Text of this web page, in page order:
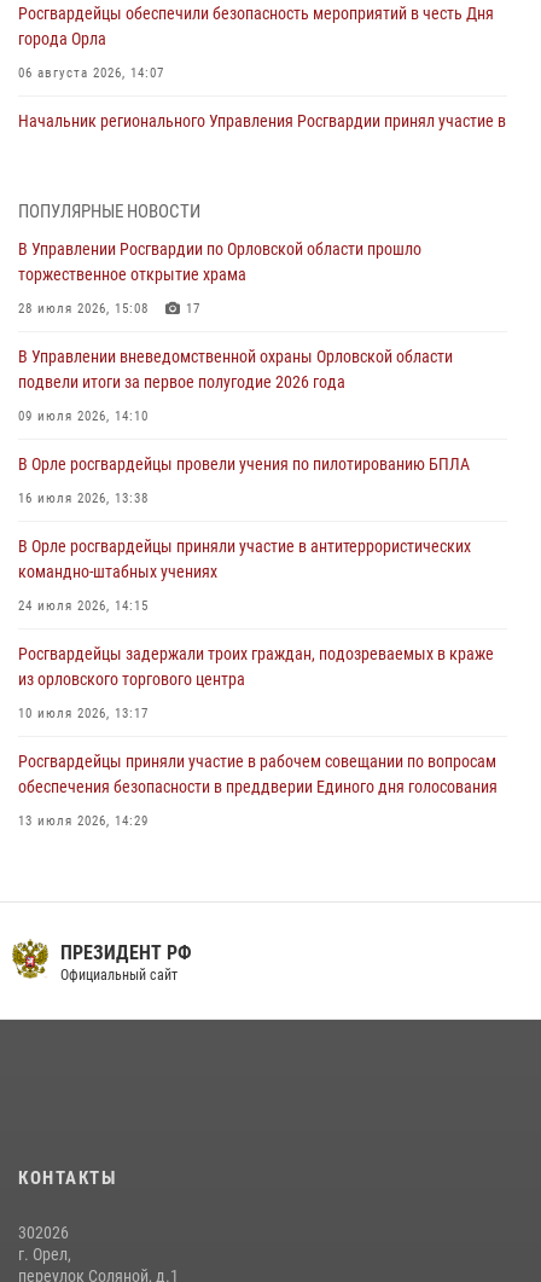
Росгвардейцы обеспечили безопасность мероприятий в честь Дня
города Орла
06 августа 2026, 14:07
Начальник регионального Управления Росгвардии принял участие в
первое полугодие
05 августа 2026, 13:12
совершении противоправных действий
04 августа 2026, 14:21
04 августа 2026, 14:06
предоставлении госуслуг
03 августа 2026, 14:30
ПОПУЛЯРНЫЕ НОВОСТИ
В Управлении Росгвардии по Орловской области прошло
торжественное открытие храма
28 июля 2026, 15:08 17
В Управлении вневедомственной охраны Орловской области
подвели итоги за первое полугодие 2026 года
09 июля 2026, 14:10
В Орле росгвардейцы провели учения по пилотированию БПЛА
16 июля 2026, 13:38
В Орле росгвардейцы приняли участие в антитеррористических
командно-штабных учениях
24 июля 2026, 14:15
Росгвардейцы задержали троих граждан, подозреваемых в краже
из орловского торгового центра
10 июля 2026, 13:17
Росгвардейцы приняли участие в рабочем совещании по вопросам
обеспечения безопасности в преддверии Единого дня голосования
13 июля 2026, 14:29
Сотрудники Росгвардии пресекли дебош в орловском кафе
15 июля 2026, 14:49
ПРЕЗИДЕНТ РФ
Официальный сайт
КОНТАКТЫ
302026
г. Орел,
переулок Соляной, д.1